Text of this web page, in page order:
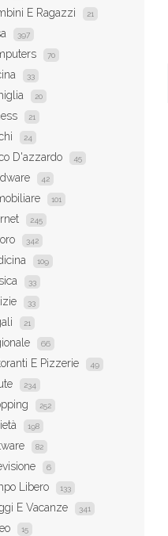
E Ragazzi 21
397
70
33
20
21
24
D'azzardo 45
42
101
245
342
109
33
33
21
66
E Pizzerie 49
234
252
198
82
6
Libero 133
E Vacanze 341
15